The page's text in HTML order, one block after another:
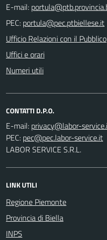
E-mail:
PEC:
Ufficio Relazioni con il Pubblico
Uffici e orari
Numeri utili
CONTATTI D.P.O.
E-mail:
PEC:
LABOR SERVICE S.R.L.
LINK UTILI
Regione Piemonte
Provincia di Biella
INPS